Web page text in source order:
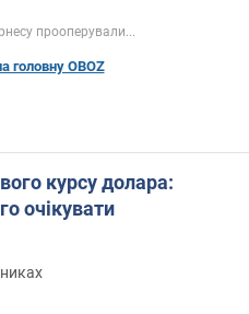
прооперували...
головну OBOZ
курсу долара:
очікувати